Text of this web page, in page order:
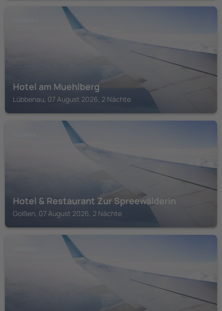
Hotel am Muehlberg
Lübbenau, 07 August 2026, 2 Nächte
Hotel & Restaurant Zur Spreewälderin
Golßen, 07 August 2026, 2 Nächte